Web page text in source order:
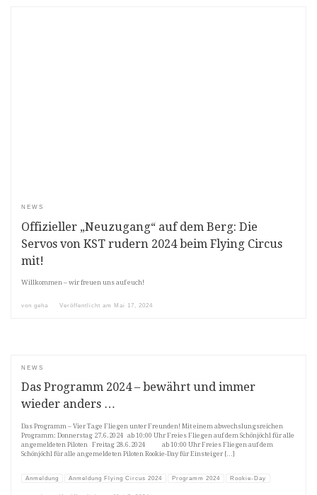
NEWS
Offizieller „Neuzugang“ auf dem Berg: Die
Servos von KST rudern 2024 beim Flying Circus
mit!
Willkommen – wir freuen uns auf euch!
von geha Veröffentlicht am Mai 17, 2024
NEWS
Das Programm 2024 – bewährt und immer
wieder anders …
Das Programm – Vier Tage Fliegen unter Freunden! Mit einem abwechslungsreichen
Programm: Donnerstag 27.6.2024 ab 10:00 Uhr Freies Fliegen auf dem Schönjöchl für alle
angemeldeten Piloten Freitag 28.6.2024 ab 10:00 Uhr Freies Fliegen auf dem
Schönjöchl für alle angemeldeten Piloten Rookie-Day für Einsteiger […]
Anmeldung Anmeldung Flying Circus 2024 Programm 2024 Rookie-Day